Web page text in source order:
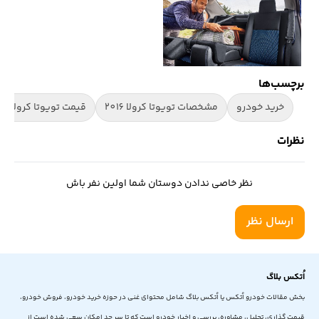
برچسب‌ها
خرید خودرو مشخصات تویوتا کرولا 2016 قیمت تویوتا کرولا 2016
نظرات
نظر خاصی ندادن دوستان شما اولین نفر باش
ارسال نظر
اُتکس بلاگ
بخش مقالات خودرو اُتکس یا اُتکس بلاگ شامل محتوای غنی در حوزه خرید خودرو، فروش خودرو،